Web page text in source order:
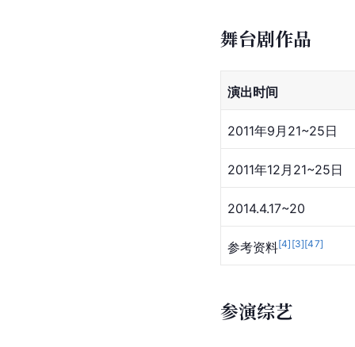
舞台剧作品
演出时间
2011年9月21~25日
2011年12月21~25日
2014.4.17~20
参考资料[4] [3][47]
参演综艺